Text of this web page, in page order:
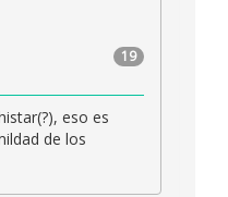
19
eso es
de los